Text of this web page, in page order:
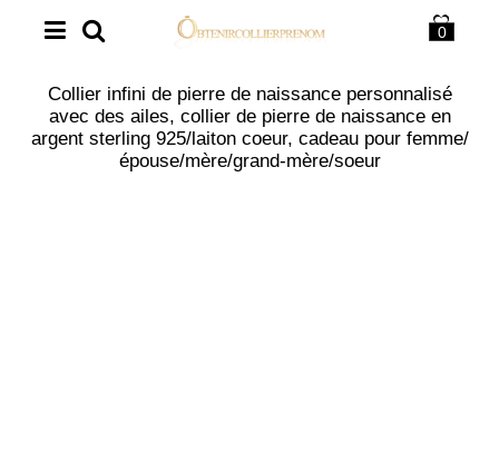
0
Collier infini de pierre de naissance personnalisé
avec des ailes, collier de pierre de naissance en
argent sterling 925/laiton coeur, cadeau pour femme/
épouse/mère/grand-mère/soeur